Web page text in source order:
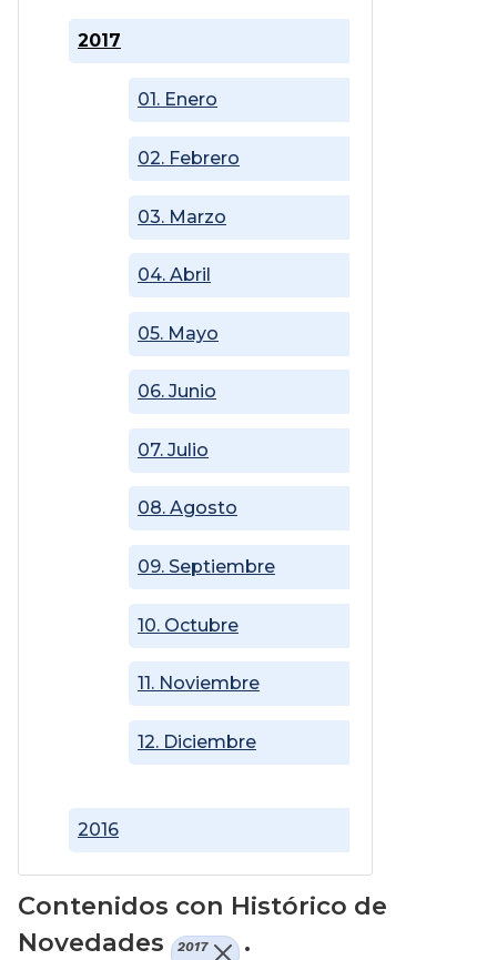
2016
2017
01. Enero
02. Febrero
03. Marzo
04. Abril
05. Mayo
06. Junio
07. Julio
08. Agosto
09. Septiembre
10. Octubre
11. Noviembre
12. Diciembre
Contenidos con Histórico de
Novedades
2017 .